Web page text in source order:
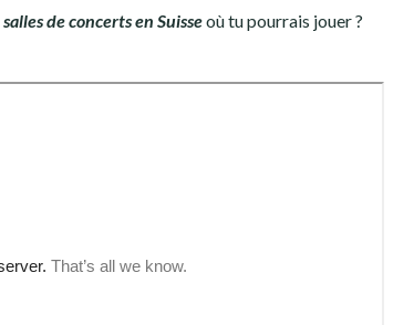
salles de concerts en Suisseoù tu pourrais jouer ?